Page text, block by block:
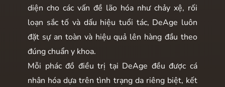
diện cho các vấn đề lão hóa như chảy xệ, rối
loạn sắc tố và dấu hiệu tuổi tác, DeAge luôn
đặt sự an toàn và hiệu quả lên hàng đầu theo
đúng chuẩn y khoa.
Mỗi phác đồ điều trị tại DeAge đều được cá
nhân hóa dựa trên tình trạng da riêng biệt, kết